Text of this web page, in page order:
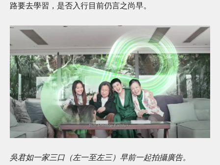
路要去學習，是否入行目前仍言之尚早。
吳君如一家三口（左一至左三）早前一起拍攝廣告。